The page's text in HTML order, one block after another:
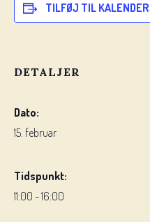
TILFØJ TIL KALENDER
DETALJER
Dato:
15. februar
Tidspunkt:
11:00 - 16:00